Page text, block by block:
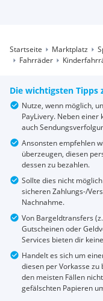
Startseite Marktplatz
Fahrräder
Die wichtigsten Tipps
Nutze, wenn möglich,
PayLivery. Neben
auch
Ansonsten empfehlen
überzeugen, diesen
dessen zu bezahlen.
Sollte dies nicht
sicheren Zahlungs-/
Nachnahme.
Von Bargeldtransfers
Gutscheinen oder
Services bieten dir
Handelt es sich um
diesen per Vorkasse zu
den meisten Fällen
gefälschten Papieren